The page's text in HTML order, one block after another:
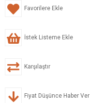
Favorilere Ekle
İstek Listeme Ekle
Karşılaştır
Fiyat Düşünce Haber Ver